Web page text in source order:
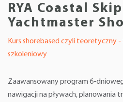
RYA Coastal
Yachtmaster
Kurs shorebased czyli teoretyczny
szkoleniowy
Zaawansowany program 6-
nawigacji na pływach, planowania